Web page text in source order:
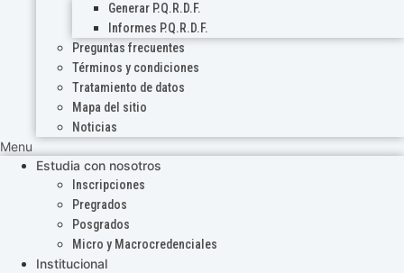
Generar P.Q.R.D.F.
Informes P.Q.R.D.F.
Preguntas frecuentes
Términos y condiciones
Tratamiento de datos
Mapa del sitio
Noticias
Menu
Estudia con nosotros
Inscripciones
Pregrados
Posgrados
Micro y Macrocredenciales
Institucional